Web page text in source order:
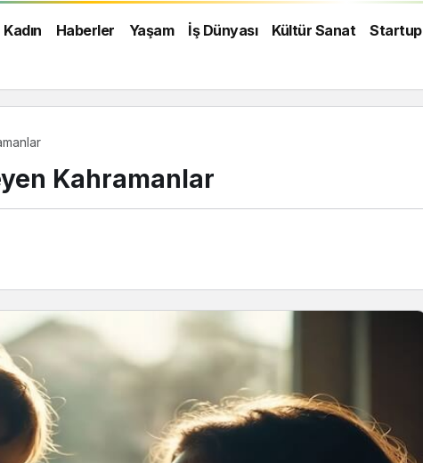
Kadın Haberler Yaşam İş Dünyası Kültür Sanat Startup
Kahramanlar